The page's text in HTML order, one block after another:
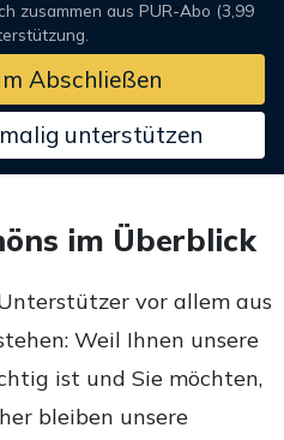
zusammen aus PUR-Abo (3,99
Abschließen
unterstützen
im Überblick
vor allem aus
Weil Ihnen unsere
ist und Sie möchten,
bleiben unsere